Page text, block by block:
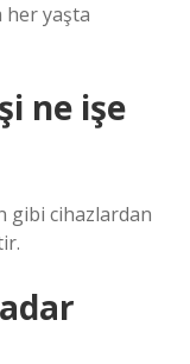
her yaşta
ne işe
gibi cihazlardan